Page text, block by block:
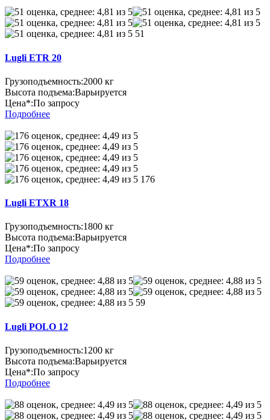
51
Lugli ETR 20
Грузоподъемность:2000 кг
Высота подъема:Варьируется
Цена*:По запросу
Подробнее
176
Lugli ETXR 18
Грузоподъемность:1800 кг
Высота подъема:Варьируется
Цена*:По запросу
Подробнее
59
Lugli POLO 12
Грузоподъемность:1200 кг
Высота подъема:Варьируется
Цена*:По запросу
Подробнее